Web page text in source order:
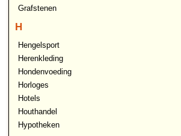
Grafstenen
H
Hengelsport
Herenkleding
Hondenvoeding
Horloges
Hotels
Houthandel
Hypotheken